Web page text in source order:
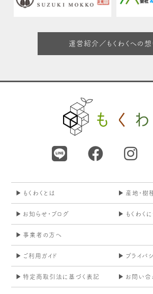
運営紹介／もくわくへの想
もくわくとは 産地・樹
お知らせ・ブログ もくわく
事業者の方へ
ご利用ガイド プライバ
特定商取引法に基づく表記 お問い合